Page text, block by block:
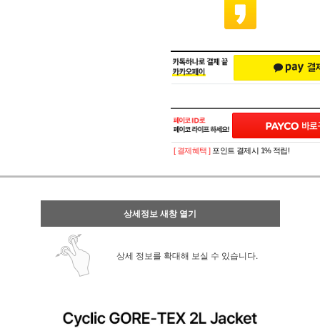
[ 결제혜택 ] 포인트 결제시 1% 적립!
상세정보 새창 열기
상세 정보를 확대해 보실 수 있습니다.